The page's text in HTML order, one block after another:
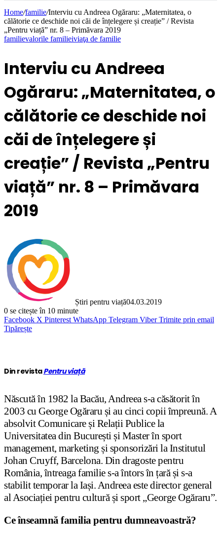
Home/familie/Interviu cu Andreea Ogăraru: „Maternitatea, o
călătorie ce deschide noi căi de înțelegere și creație” / Revista
„Pentru viață” nr. 8 – Primăvara 2019
familievalorile familieiviaţa de familie
Interviu cu Andreea
Ogăraru: „Maternitatea, o
călătorie ce deschide noi
căi de înțelegere și
creație” / Revista „Pentru
viață” nr. 8 – Primăvara
2019
Știri pentru viață04.03.2019
0 se citește în 10 minute
Facebook X Pinterest WhatsApp Telegram Viber Trimite prin email
Tipărește
Din revistaPentru viață
Născută în 1982 la Bacău, Andreea s-a căsătorit în
2003 cu George Ogăraru și au cinci copii împreună. A
absolvit Comunicare și Relații Publice la
Universitatea din București și Master în sport
management, marketing și sponsorizări la Institutul
Johan Cruyff, Barcelona. Din dragoste pentru
România, întreaga familie s-a întors în țară și s-a
stabilit temporar la Iași. Andreea este director general
al Asociației pentru cultură și sport „George Ogăraru”.
Ce înseamnă familia pentru dumneavoastră?